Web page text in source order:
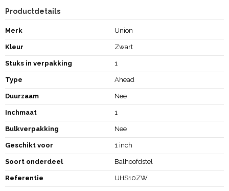
Productdetails
Merk Union
Kleur Zwart
Stuks in verpakking 1
Type Ahead
Duurzaam Nee
Inchmaat 1
Bulkverpakking Nee
Geschikt voor 1 inch
Soort onderdeel Balhoofdstel
Referentie UHS10ZW